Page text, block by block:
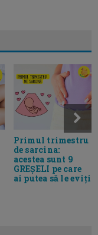
Primul trimestru
de sarcina:
acestea sunt 9
GREȘELI pe care
ai putea să le eviți